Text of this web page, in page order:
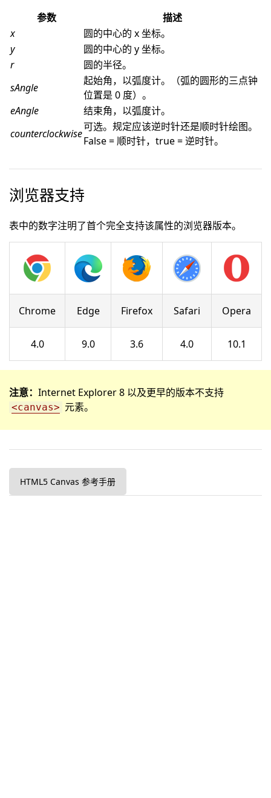
参数
描述
x
圆的中心的 x 坐标。
y
圆的中心的 y 坐标。
r
圆的半径。
sAngle
起始角，以弧度计。（弧的圆形的三点钟
位置是 0 度）。
eAngle
结束角，以弧度计。
counterclockwise
可选。规定应该逆时针还是顺时针绘图。
False = 顺时针，true = 逆时针。
浏览器支持
表中的数字注明了首个完全支持该属性的浏览器版本。
Chrome Edge Firefox Safari Opera
4.0 9.0 3.6 4.0 10.1
注意： Internet Explorer 8 以及更早的版本不支持
<canvas> 元素。
HTML5 Canvas 参考手册